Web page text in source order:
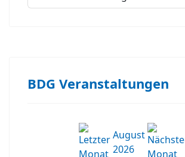
BDG Veranstaltungen
August
2026